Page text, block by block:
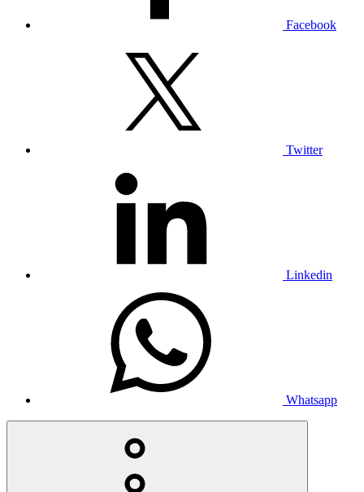
Facebook
Twitter
Linkedin
Whatsapp